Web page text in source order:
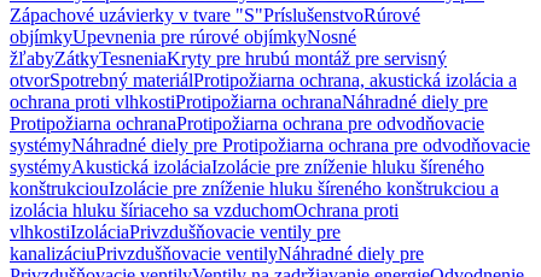
Zápachové uzávierky v tvare "S"PríslušenstvoRúrové
objímkyUpevnenia pre rúrové objímkyNosné
žľabyZátkyTesneniaKryty pre hrubú montáž pre servisný
otvorSpotrebný materiálProtipožiarna ochrana, akustická izolácia a
ochrana proti vlhkostiProtipožiarna ochranaNáhradné diely pre
Protipožiarna ochranaProtipožiarna ochrana pre odvodňovacie
systémyNáhradné diely pre Protipožiarna ochrana pre odvodňovacie
systémyAkustická izoláciaIzolácie pre zníženie hluku šíreného
konštrukciouIzolácie pre zníženie hluku šíreného konštrukciou a
izolácia hluku šíriaceho sa vzduchomOchrana proti
vlhkostiIzoláciaPrivzdušňovacie ventily pre
kanalizáciuPrivzdušňovacie ventilyNáhradné diely pre